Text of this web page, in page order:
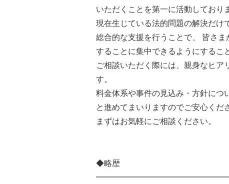
いただくことを第一に活動しており
現在生じている法的問題の解決だけ
総合的な支援を行うことで、 皆さ
することに集中できるようにするこ
ご相談いただく際には、親身なヒア
す。
料金体系や事件の見込み・方針につ
と進めてまいりますのでご安心くだ
まずはお気軽にご相談ください。
◆略歴